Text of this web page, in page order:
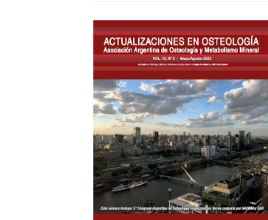
Barra
lateral
del
artículo